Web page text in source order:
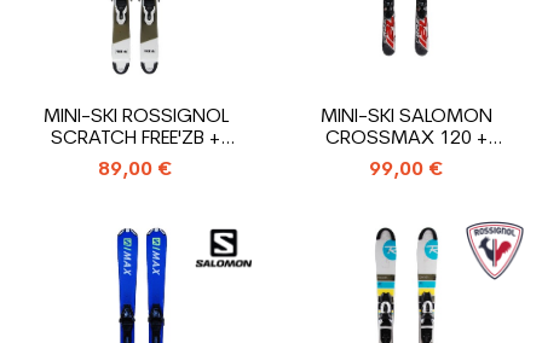
MINI-SKI ROSSIGNOL
SCRATCH FREE'ZB +
BINDUNG
89,00 €
MINI-SKI SALOMON
CROSSMAX 120 +
BINDUNG
99,00 €